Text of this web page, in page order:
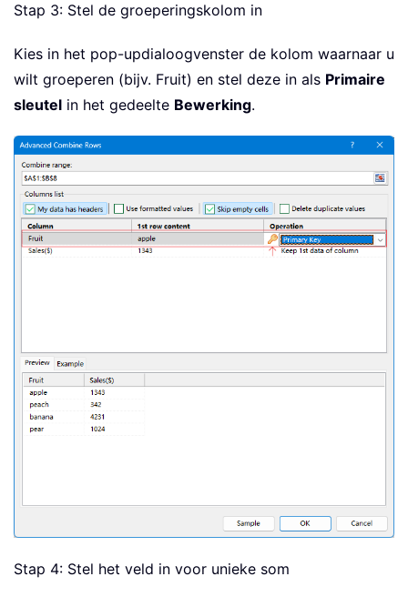
Stap 3: Stel de groeperingskolom in
Kies in het pop-updialoogvenster de kolom waarnaar u
wilt groeperen (bijv. Fruit) en stel deze in als Primaire
sleutel in het gedeelte Bewerking.
Stap 4: Stel het veld in voor unieke som